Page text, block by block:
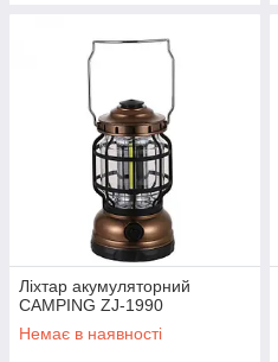
Ліхтар акумуляторний
CAMPING ZJ-1990
Немає в наявності